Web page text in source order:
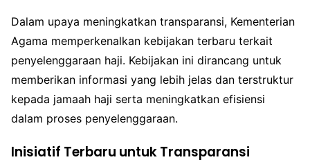
Dalam upaya meningkatkan transparansi, Kementerian
Agama memperkenalkan kebijakan terbaru terkait
penyelenggaraan haji. Kebijakan ini dirancang untuk
memberikan informasi yang lebih jelas dan terstruktur
kepada jamaah haji serta meningkatkan efisiensi
dalam proses penyelenggaraan.
Inisiatif Terbaru untuk Transparansi